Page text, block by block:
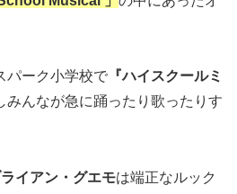
パーク小学校で 『ハイスクールミ
みんなが急に踊ったり歌ったりす
イアン・グエモは端正なルック